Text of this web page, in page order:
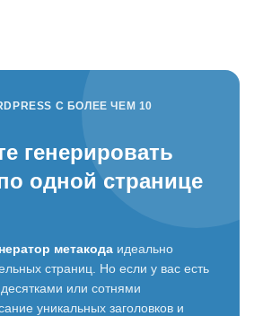
С БОЛЕЕ ЧЕМ 10
генерировать
одной странице
метакода идеально
страниц. Но если у вас есть
или сотнями
уникальных заголовков и